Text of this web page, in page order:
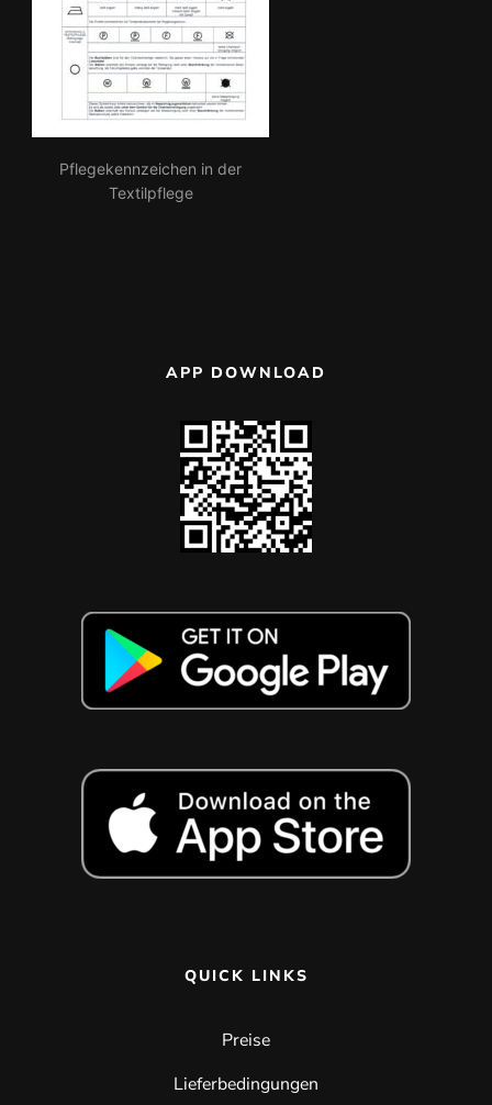
Pflegekennzeichen in der
Textilpflege
APP DOWNLOAD
QUICK LINKS
Preise
Lieferbedingungen